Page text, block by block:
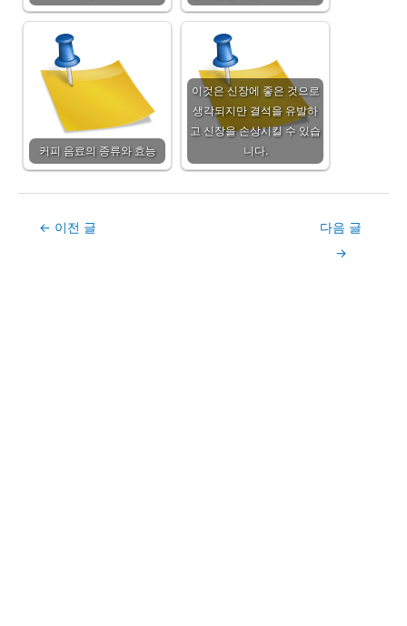
커피 음료의 종류와 효능
이것은 신장에 좋은 것으로
생각되지만 결석을 유발하
고 신장을 손상시킬 수 있습
니다.
Post← 이전 글
다음 글
→